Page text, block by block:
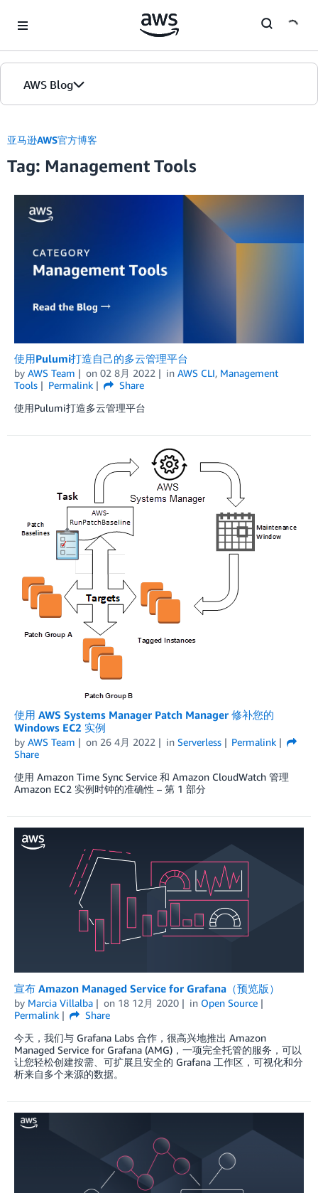
AWS Blog
首页
版本
亚马逊AWS官方博客
Tag: Management Tools
使用Pulumi打造自己的多云管理平台
by AWS Team on 02 8月 2022 in AWS CLI, Management
Tools
Permalink
Share
使用Pulumi打造多云管理平台
使用 AWS Systems Manager Patch Manager 修补您的
Windows EC2 实例
by AWS Team on 26 4月 2022 in Serverless
Permalink
Share
使用 Amazon Time Sync Service 和 Amazon CloudWatch 管理
Amazon EC2 实例时钟的准确性 – 第 1 部分
宣布 Amazon Managed Service for Grafana（预览版）
by Marcia Villalba on 18 12月 2020 in Open Source
Permalink
Share
今天，我们与 Grafana Labs 合作，很高兴地推出 Amazon
Managed Service for Grafana (AMG)，一项完全托管的服务，可以
让您轻松创建按需、可扩展且安全的 Grafana 工作区，可视化和分
析来自多个来源的数据。